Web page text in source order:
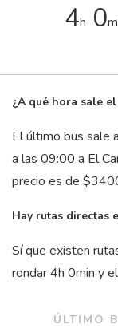
4h 0
¿A qué hora sale
El último bus sale
a las 09:00 a El
precio es de
Hay rutas directas
Sí que existen
rondar 4h 0min y
ÚLTIMO